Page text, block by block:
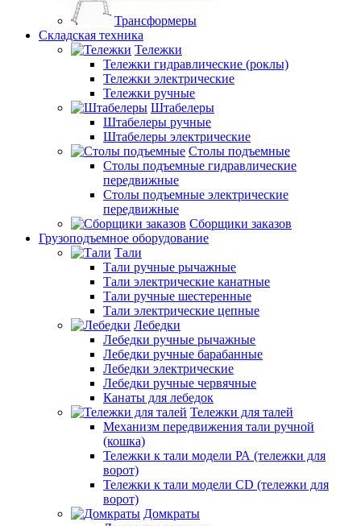
Трансформеры
Складская техника
Тележки
Тележки гидравлические (роклы)
Тележки электрические
Тележки ручные
Штабелеры
Штабелеры ручные
Штабелеры электрические
Столы подъемные
Столы подъемные гидравлические
передвижные
Столы подъемные электрические
передвижные
Сборщики заказов
Грузоподъемное оборудование
Тали
Тали ручные рычажные
Тали электрические канатные
Тали ручные шестеренные
Тали электрические цепные
Лебедки
Лебедки ручные рычажные
Лебедки ручные барабанные
Лебедки электрические
Лебедки ручные червячные
Канаты для лебедок
Тележки для талей
Механизм передвижения тали ручной
(кошка)
Тележки к тали модели РА (тележки для
ворот)
Тележки к тали модели CD (тележки для
ворот)
Домкраты